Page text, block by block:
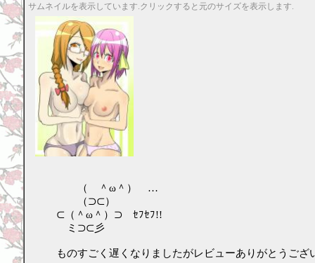
サムネイルを表示しています.クリックすると元のサイズを表示します.
（ ＾ω＾） …
（⊃⊂）
⊂（＾ω＾）⊃ ｾﾌｾﾌ!!
ミ⊃⊂彡
ものすごく遅くなりましたがレビューありがとうござ